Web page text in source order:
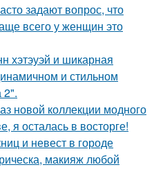
задают вопрос, что
всего у женщин это
хэтэуэй и шикарная
и стильном
2".
новой коллекции модного
я осталась в восторге!
и невест в городе
макияж любой